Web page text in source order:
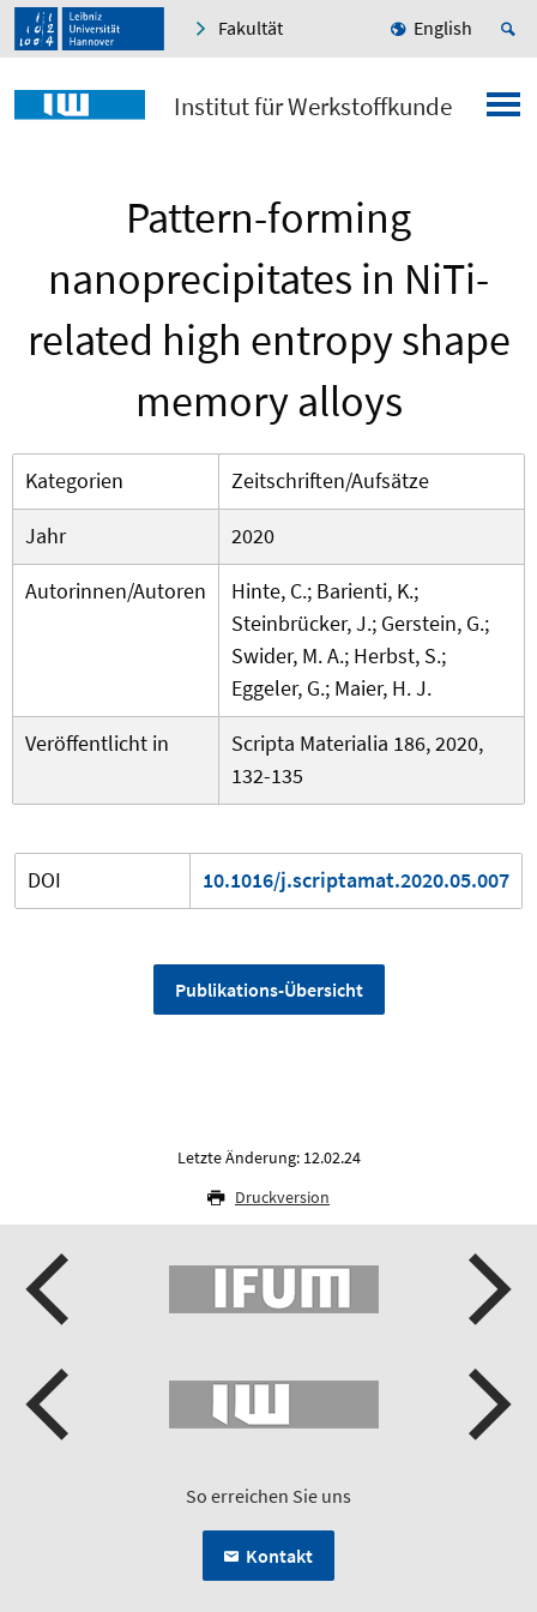
Fakultät English
Institut für Werkstoffkunde
Pattern-forming
nanoprecipitates in NiTi-
related high entropy shape
memory alloys
Kategorien
Zeitschriften/Aufsätze
Jahr
2020
Autorinnen/Autoren
Hinte, C.; Barienti, K.;
Steinbrücker, J.; Gerstein, G.;
Swider, M. A.; Herbst, S.;
Eggeler, G.; Maier, H. J.
Veröffentlicht in
Scripta Materialia 186, 2020,
132-135
DOI 10.1016/j.scriptamat.2020.05.007
Publikations-Übersicht
Letzte Änderung: 12.02.24
Druckversion
So erreichen Sie uns
Kontakt